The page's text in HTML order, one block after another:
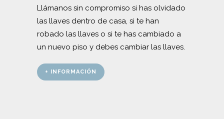
Llámanos sin compromiso si has olvidado
las llaves dentro de casa, si te han
robado las llaves o si te has cambiado a
un nuevo piso y debes cambiar las llaves.
+ INFORMACIÓN